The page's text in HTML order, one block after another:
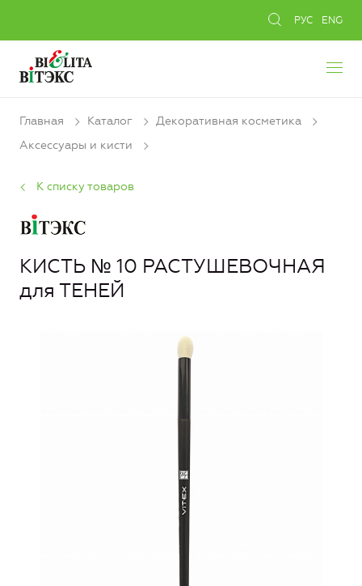
РУС ENG
Главная Каталог
Декоративная косметика
Аксессуары и кисти
К списку товаров
КИСТЬ № 10 РАСТУШЕВОЧНАЯ
для ТЕНЕЙ